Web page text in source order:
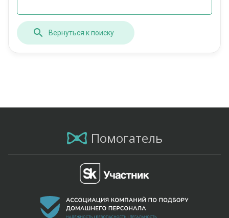
Вернуться к поиску
Помогатель